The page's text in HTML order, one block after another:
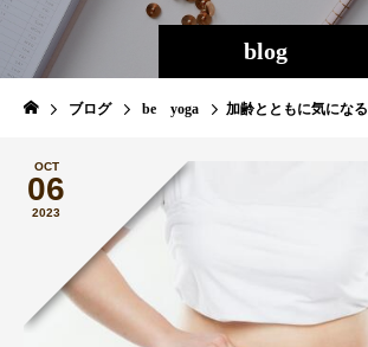
blog
ブログ be yoga 加齢とともに気になるポ
OCT
06
2023